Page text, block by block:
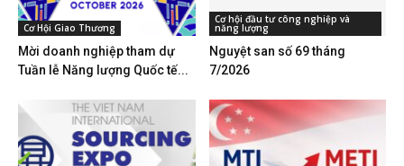
Cơ Hội Giao Thương
Mời doanh nghiệp tham dự
Tuần lễ Năng lượng Quốc tế...
Cơ hội đầu tư công nghiệp và
năng lượng
Nguyệt san số 69 tháng
7/2026